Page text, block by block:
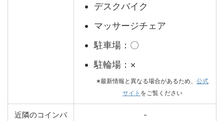
デスクバイク
マッサージチェア
駐車場：〇
駐輪場：×
※最新情報と異なる場合があるため、 公式
サイト をご覧ください
近隣のコインパ
-